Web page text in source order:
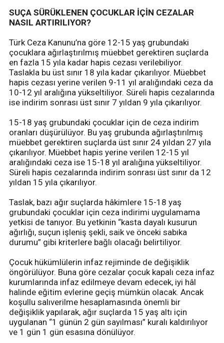
SUÇA SÜRÜKLENEN ÇOCUKLAR İÇİN CEZALAR
NASIL ARTIRILIYOR?
Türk Ceza Kanunu’na göre 12-15 yaş grubundaki
çocuklara ağırlaştırılmış müebbet gerektiren suçlarda
en fazla 15 yıla kadar hapis cezası verilebiliyor.
Taslakla bu üst sınır 18 yıla kadar çıkarılıyor. Müebbet
hapis cezası yerine verilen 9-11 yıl aralığındaki ceza da
10-12 yıl aralığına yükseltiliyor. Süreli hapis cezalarında
ise indirim sonrası üst sınır 7 yıldan 9 yıla çıkarılıyor.
15-18 yaş grubundaki çocuklar için de ceza indirim
oranları düşürülüyor. Bu yaş grubunda ağırlaştırılmış
müebbet gerektiren suçlarda üst sınır 24 yıldan 27 yıla
çıkarılıyor. Müebbet hapis yerine verilen 12-15 yıl
aralığındaki ceza ise 15-18 yıl aralığına yükseltiliyor.
Süreli hapis cezalarında indirim sonrası üst sınır da 12
yıldan 15 yıla çıkarılıyor.
Taslak, bazı ağır suçlarda hâkimlere 15-18 yaş
grubundaki çocuklar için ceza indirimi uygulamama
yetkisi de tanıyor. Bu yetkinin “kasta dayalı kusurun
ağırlığı, suçun işleniş şekli, saik ve önceki sabıka
durumu” gibi kriterlere bağlı olacağı belirtiliyor.
Çocuk hükümlülerin infaz rejiminde de değişiklik
öngörülüyor. Buna göre cezalar çocuk kapalı ceza infaz
kurumlarında infaz edilmeye devam edecek, iyi hâl
halinde eğitim evlerine geçiş mümkün olacak. Ancak
koşullu salıverilme hesaplamasında önemli bir
değişiklik yapılarak, ağır suçlarda 15 yaş altı için
uygulanan “1 günün 2 gün sayılması” kuralı kaldırılıyor
ve 1 gün 1 gün esasına dönülüyor.